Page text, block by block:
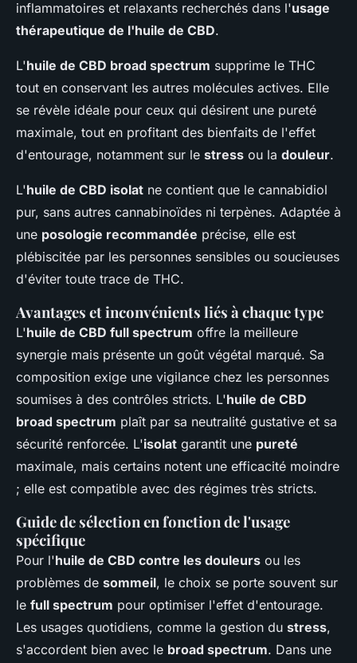
inflammatoires et relaxants recherchés dans l'usage
thérapeutique de l'huile de CBD.
L'huile de CBD broad spectrum supprime le THC
tout en conservant les autres molécules actives. Elle
se révèle idéale pour ceux qui désirent une pureté
maximale, tout en profitant des bienfaits de l'effet
d'entourage, notamment sur le stress ou la douleur.
L'huile de CBD isolat ne contient que le cannabidiol
pur, sans autres cannabinoïdes ni terpènes. Adaptée à
une posologie recommandée précise, elle est
plébiscitée par les personnes sensibles ou soucieuses
d'éviter toute trace de THC.
Avantages et inconvénients liés à chaque type
L'huile de CBD full spectrum offre la meilleure
synergie mais présente un goût végétal marqué. Sa
composition exige une vigilance chez les personnes
soumises à des contrôles stricts. L'huile de CBD
broad spectrum plaît par sa neutralité gustative et sa
sécurité renforcée. L'isolat garantit une pureté
maximale, mais certains notent une efficacité moindre
; elle est compatible avec des régimes très stricts.
Guide de sélection en fonction de l'usage
spécifique
Pour l'huile de CBD contre les douleurs ou les
problèmes de sommeil, le choix se porte souvent sur
le full spectrum pour optimiser l'effet d'entourage.
Les usages quotidiens, comme la gestion du stress,
s'accordent bien avec le broad spectrum. Dans une